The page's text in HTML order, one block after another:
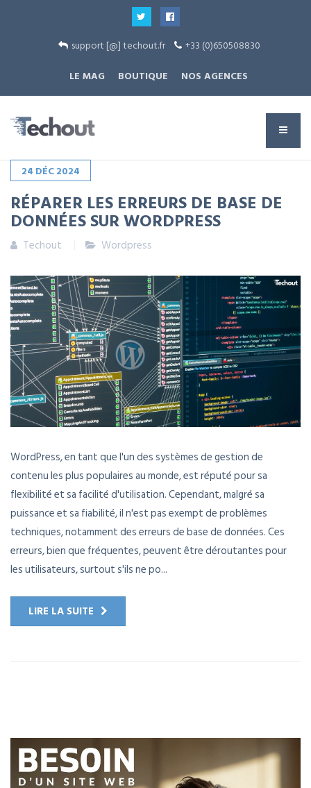
support [@] techout.fr
+33 (0)650508830
LE MAG
BOUTIQUE NOS AGENCES
24 DÉC2024
RÉPARER LES ERREURS DE BASE DE
DONNÉES SUR WORDPRESS
Techout Wordpress
WordPress, en tant que l'un des systèmes de gestion de
contenu les plus populaires au monde, est réputé pour sa
flexibilité et sa facilité d'utilisation. Cependant, malgré sa
puissance et sa fiabilité, il n'est pas exempt de problèmes
techniques, notamment des erreurs de base de données. Ces
erreurs, bien que fréquentes, peuvent être déroutantes pour
les utilisateurs, surtout s'ils ne po...
LIRE LA SUITE